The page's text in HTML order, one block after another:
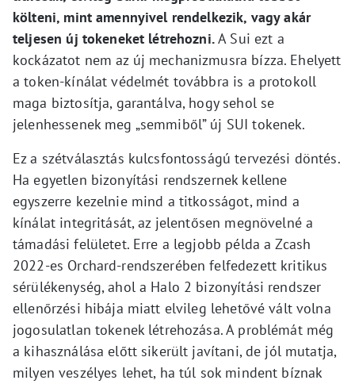
költeni, mint amennyivel rendelkezik, vagy akár
teljesen új tokeneket létrehozni.A Sui ezt a
kockázatot nem az új mechanizmusra bízza. Ehelyett
a token-kínálat védelmét továbbra is a protokoll
maga biztosítja, garantálva, hogy sehol se
jelenhessenek meg „semmiből” új SUI tokenek.
Ez a szétválasztás kulcsfontosságú tervezési döntés.
Ha egyetlen bizonyítási rendszernek kellene
egyszerre kezelnie mind a titkosságot, mind a
kínálat integritását, az jelentősen megnövelné a
támadási felületet. Erre a legjobb példa a Zcash
2022-es Orchard-rendszerében felfedezett kritikus
sérülékenység, ahol a Halo 2 bizonyítási rendszer
ellenőrzési hibája miatt elvileg lehetővé vált volna
jogosulatlan tokenek létrehozása. A problémát még
a kihasználása előtt sikerült javítani, de jól mutatja,
milyen veszélyes lehet, ha túl sok mindent bíznak